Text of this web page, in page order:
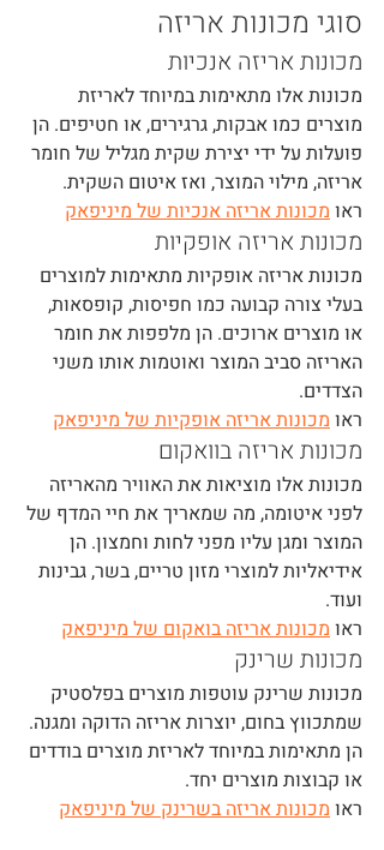
סוגי מכונות אריזה
מכונות אריזה אנכיות
מכונות אלו מתאימות במיוחד לאריזת
מוצרים כמו אבקות, גרגירים, או חטיפים. הן
פועלות על ידי יצירת שקית מגליל של חומר
אריזה, מילוי המוצר, ואז איטום השקית.
ראו מכונות אריזה אנכיות של מיניפאק
מכונות אריזה אופקיות
מכונות אריזה אופקיות מתאימות למוצרים
בעלי צורה קבועה כמו חפיסות, קופסאות,
או מוצרים ארוכים. הן מלפפות את חומר
האריזה סביב המוצר ואוטמות אותו משני
הצדדים.
ראו מכונות אריזה אופקיות של מיניפאק
מכונות אריזה בוואקום
מכונות אלו מוציאות את האוויר מהאריזה
לפני איטומה, מה שמאריך את חיי המדף של
המוצר ומגן עליו מפני לחות וחמצון. הן
אידיאליות למוצרי מזון טריים, בשר, גבינות
ועוד.
ראו מכונות אריזה בואקום של מיניפאק
מכונות שרינק
מכונות שרינק עוטפות מוצרים בפלסטיק
שמתכווץ בחום, יוצרות אריזה הדוקה ומגנה.
הן מתאימות במיוחד לאריזת מוצרים בודדים
או קבוצות מוצרים יחד.
ראו מכונות אריזה בשרינק של מיניפאק